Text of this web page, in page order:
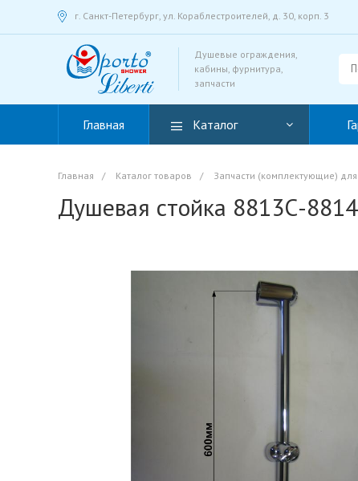
г. Санкт-Петербург, ул. Кораблестроителей, д. 30, корп. 3
Душевые ограждения,
кабины, фурнитура,
запчасти
Главная Каталог
Главная / Каталог товаров / Запчасти (комплектующие)
Душевая стойка 8813С-